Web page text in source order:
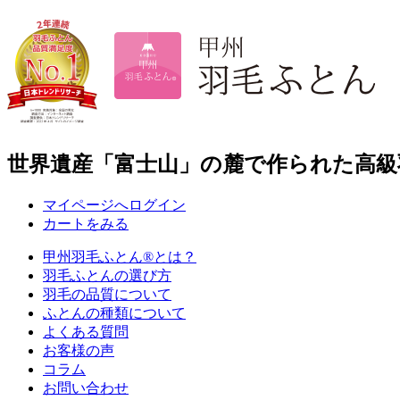
世界遺産「富士山」の麓で作られた高
マイページへログイン
カートをみる
甲州羽毛ふとん®とは？
羽毛ふとんの選び方
羽毛の品質について
ふとんの種類について
よくある質問
お客様の声
コラム
お問い合わせ